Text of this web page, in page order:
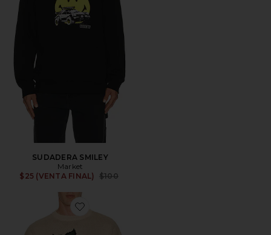
SUDADERA SMILEY
Market
$25 (VENTA FINAL)
Previous price:
$100
Favorite JERSEY